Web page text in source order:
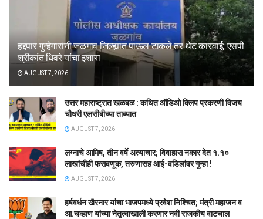
हद्दपार गुन्हेगारांनी जळगाव जिल्ह्यात पाऊल टाकले तर थेट कारवाई; एसपी
श्रीकांत धिवरे यांचा इशारा
AUGUST 7, 2026
उत्तर महाराष्ट्रात खळबळ : कथित ऑडिओ क्लिप प्रकरणी विजय
चौधरी एलसीबीच्या ताब्यात
AUGUST 7, 2026
लग्नाचे आमिष, तीन वर्षे अत्याचार; विवाहास नकार देत १.१०
लाखांचीही फसवणूक, तरुणासह आई-वडिलांवर गुन्हा !
AUGUST 7, 2026
हर्षवर्धन खैरनार यांचा भाजपमध्ये प्रवेश निश्चित; मंत्री महाजन व
आ.चव्हाण यांच्या नेतृत्वाखाली करणार नवी राजकीय वाटचाल